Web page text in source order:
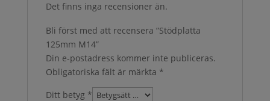
Det finns inga recensioner än.
Bli först med att recensera ”Stödplatta
125mm M14”
Din e-postadress kommer inte publiceras.
Obligatoriska fält är märkta *
Ditt betyg *